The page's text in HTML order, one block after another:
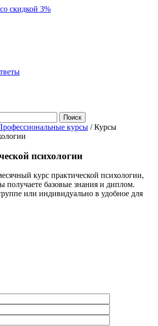
скидкой 3%
Поиск
курсы / Курсы
психологии
курс практической психологии,
получаете базовые знания и диплом.
или индивидуально в удобное для